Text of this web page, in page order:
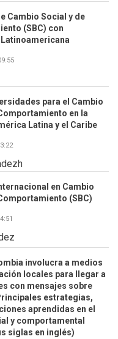
Cambio Social y de
(SBC) con
para el Cambio
en la
Latina y el Caribe
en Cambio
(SBC)
involucra a medios
locales para llegar a
con mensajes sobre
estrategias,
aprendidas en el
y comportamental
siglas en inglés)